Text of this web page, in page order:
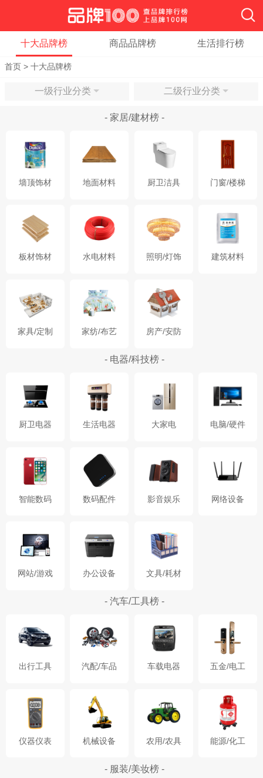
十大品牌榜 商品品牌榜 生活排行榜
首页 > 十大品牌榜
一级行业分类 二级行业分类
- 家居/建材榜 -
墙顶饰材 地面材料 厨卫洁具 门窗/楼梯
板材饰材 水电材料 照明/灯饰 建筑材料
家具/定制 家纺/布艺 房产/安防
- 电器/科技榜 -
厨卫电器 生活电器 大家电 电脑/硬件
智能数码 数码配件 影音娱乐 网络设备
网站/游戏 办公设备 文具/耗材
- 汽车/工具榜 -
出行工具 汽配/车品 车载电器 五金/电工
仪器仪表 机械设备 农用/农具 能源/化工
- 服装/美妆榜 -